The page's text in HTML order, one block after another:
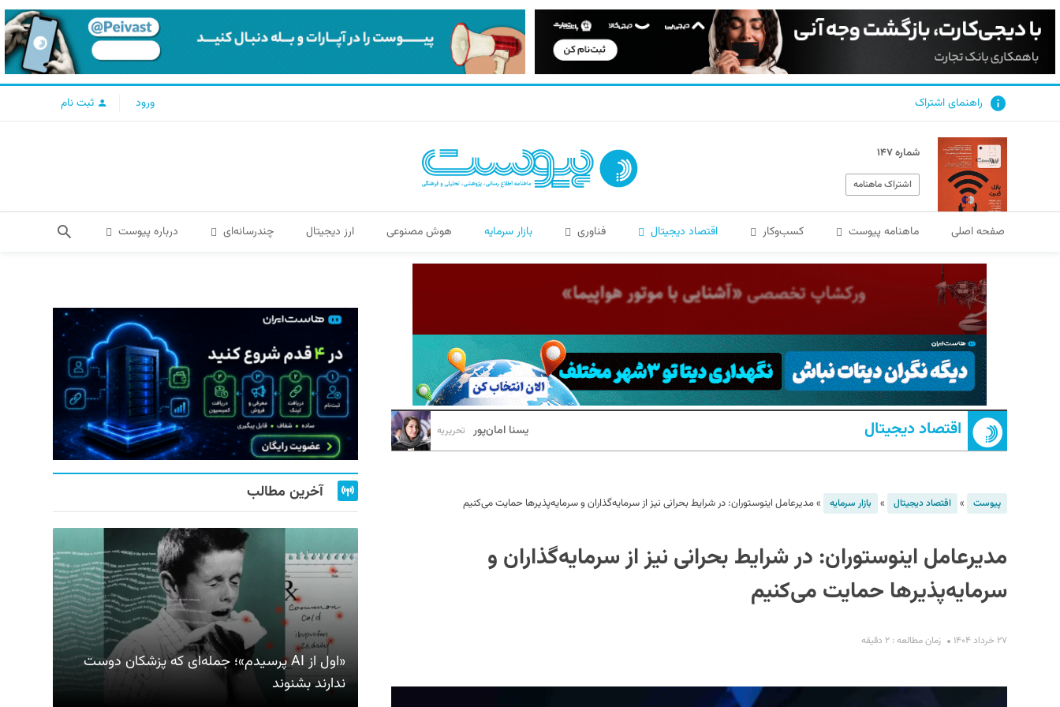
راهنمای اشتراک ورود ثبت نام
شماره ۱۴۷
اشتراک ماهنامه
صفحه اصلی ماهنامه پیوست کسب‌و‌کار اقتصاد دیجیتال فناوری بازار سرمایه هوش مصنوعی ارز دیجیتال چندرسانه‌ای درباره پیوست
اقتصاد دیجیتال یسنا امان‌پور تحریریه
پیوست » اقتصاد دیجیتال » بازار سرمایه »مدیرعامل اینوستوران: در شرایط بحرانی نیز از سرمایه‌گذاران و سرمایه‌پذیرها حمایت می‌کنیم
مدیرعامل اینوستوران: در شرایط بحرانی نیز از سرمایه‌گذاران و
سرمایه‌پذیرها حمایت می‌کنیم
۲۷ خرداد ۱۴۰۴ زمان مطالعه : ۲ دقیقه
آخرین مطالب
«اول از AI پرسیدم»؛ جمله‌ای که پزشکان دوست
ندارند بشنوند